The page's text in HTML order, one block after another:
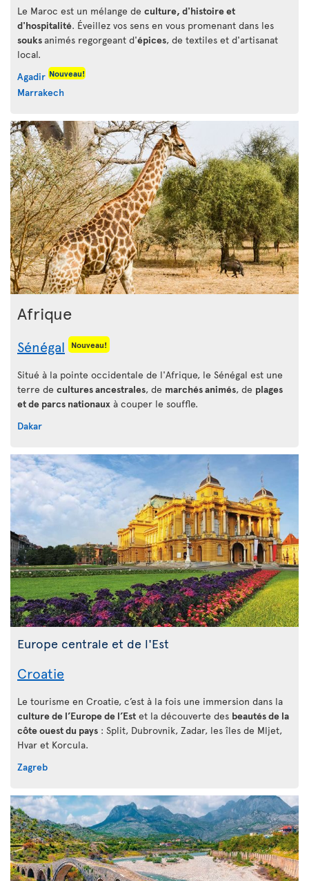
Le Maroc est un mélange de culture, d'histoire et
d'hospitalité. Éveillez vos sens en vous promenant dans les
souksanimés regorgeant d'épices, de textiles et d'artisanat
local.
Agadir Nouveau!
Marrakech
Afrique
Sénégal Nouveau!
Situé à la pointe occidentale de l'Afrique, le Sénégal est une
terre de cultures ancestrales, de marchés animés, de plages
et de parcs nationaux à couper le souffle.
Dakar
Europe centrale et de l'Est
Croatie
Le tourisme en Croatie, c’est à la fois une immersion dans la
culture de l’Europe de l’Est et la découverte des beautés de la
côte ouest du pays : Split, Dubrovnik, Zadar, les îles de Mljet,
Hvar et Korcula.
Zagreb